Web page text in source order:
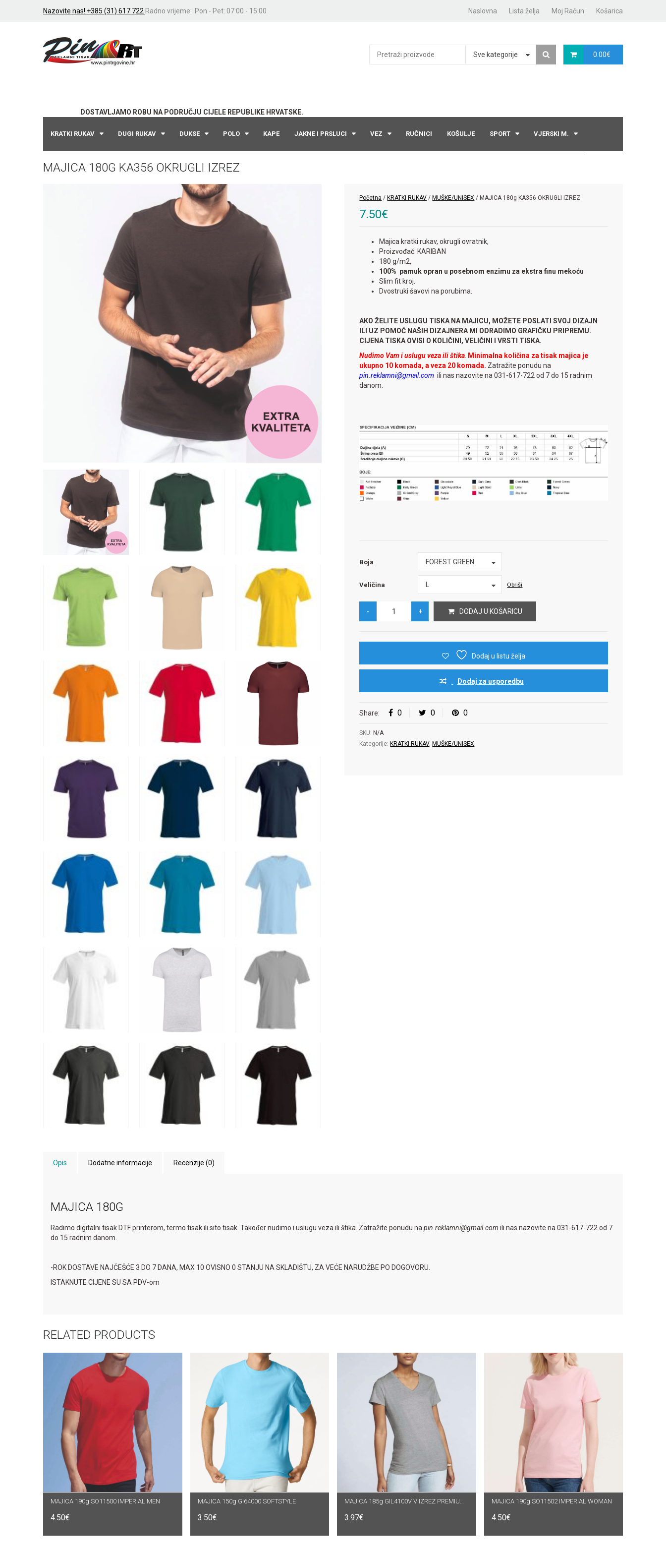
Nazovite nas! +385 (31) 617 722 Radno vrijeme: Pon - Pet: 07:00 - 15:00 Naslovna Lista želja Moj Račun Košarica
DOSTAVLJAMO ROBU NA PODRUČJU CIJELE REPUBLIKE HRVATSKE.
0.00€
Sve kategorije
KRATKI RUKAV DUGI RUKAV DUKSE POLO KAPE JAKNE I PRSLUCI VEZ RUČNICI KOŠULJE SPORT VJERSKI M.
MAJICA 180G KA356 OKRUGLI IZREZ
Početna / KRATKI RUKAV / MUŠKE/UNISEX / MAJICA 180g KA356 OKRUGLI IZREZ
7.50€
Majica kratki rukav, okrugli ovratnik,
Proizvođač: KARIBAN
180 g/m2,
100% pamuk opran u posebnom enzimu za ekstra finu mekoću
Slim fit kroj.
Dvostruki šavovi na porubima.
AKO ŽELITE USLUGU TISKA NA MAJICU, MOŽETE POSLATI SVOJ DIZAJN
ILI UZ POMOĆ NAŠIH DIZAJNERA MI ODRADIMO GRAFIČKU PRIPREMU.
CIJENA TISKA OVISI O KOLIČINI, VELIČINI I VRSTI TISKA.
Nudimo Vam i uslugu veza ili štika Minimalna količina za tisak majica je
ukupno 10 komada, a veza 20 komada. Zatražite ponudu na
pin.reklamni@gmail.com ili nas nazovite na 031-617-722 od 7 do 15 radnim
danom.
Boja FOREST GREEN
Boja
Veličina Veličina Obriši
DODAJ U KOŠARICU
Dodaj u listu želja
Dodaj za usporedbu
Share: 0 0 0
SKU: N/A
Kategorije: KRATKI RUKAV, MUŠKE/UNISEX.
Opis Dodatne informacije Recenzije (0)
MAJICA 180G
Radimo digitalni tisak DTF printerom, termo tisak ili sito tisak. Također nudimo i uslugu veza ili štika. Zatražite ponudu napin.reklamni@gmail.com ili nas nazovite na 031-617-722 od 7
do 15 radnim danom.
-ROK DOSTAVE NAJČEŠĆE 3 DO 7 DANA, MAX 10 OVISNO 0 STANJU NA SKLADIŠTU, ZA VEĆE NARUDŽBE PO DOGOVORU.
ISTAKNUTE CIJENE SU SA PDV-om
RELATED PRODUCTS
MAJICA 190g SO11500 IMPERIAL MEN
4.50€
ODABERI OPCIJE MAJICA 150g GI64000 SOFTSTYLE
3.50€
ODABERI OPCIJE
3.97€
ODABERI OPCIJE MAJICA 190g SO11502 IMPERIAL WOMAN
4.50€
ODABERI OPCIJE